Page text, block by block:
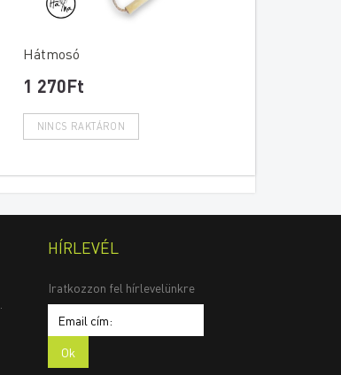
Hátmosó
1 270Ft
HÍRLEVÉL
Iratkozzon fel hírlevelünkre